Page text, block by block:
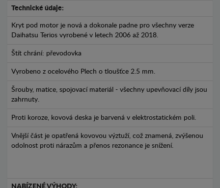
Technické údaje:
Kryt pod motor je nová a dokonale padne pro všechny verze
Daihatsu Terios vyrobené v letech 2006 až 2018.
Štít chrání: převodovka
Vyrobeno z ocelového Plech o tloušťce 2.5 mm.
Šrouby, matice, spojovací materiál - všechny upevňovací díly jsou
zahrnuty.
Proti koroze, kovová deska je barvená v elektrostatickém poli.
Vnější část je opatřená kovovou výztuží, což znamená, zvýšenou
odolnost proti nárazům a přenos rezonance je snížení.
NABÍZENÉ VÝHODY: